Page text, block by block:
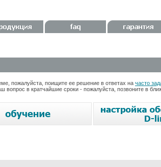
пожалуйста, поищите ее решение в ответах на часто
вопрос в кратчайшие сроки - пожалуйста, позвоните в